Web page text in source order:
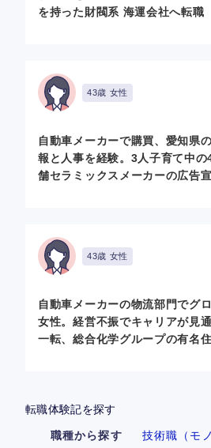
を持った財閥系 海運会社へ転職
43歳 女性
自動車メーカーで購買、愛知県
報と人事を経験。3人子育て中
舗セラミックスメーカーの広告
43歳 女性
自動車メーカーの物流部門でグ
女性。経営不振でキャリアが見
一転、総合化学グループの有名
転職体験記を探す
職種から探す
技術職（モ